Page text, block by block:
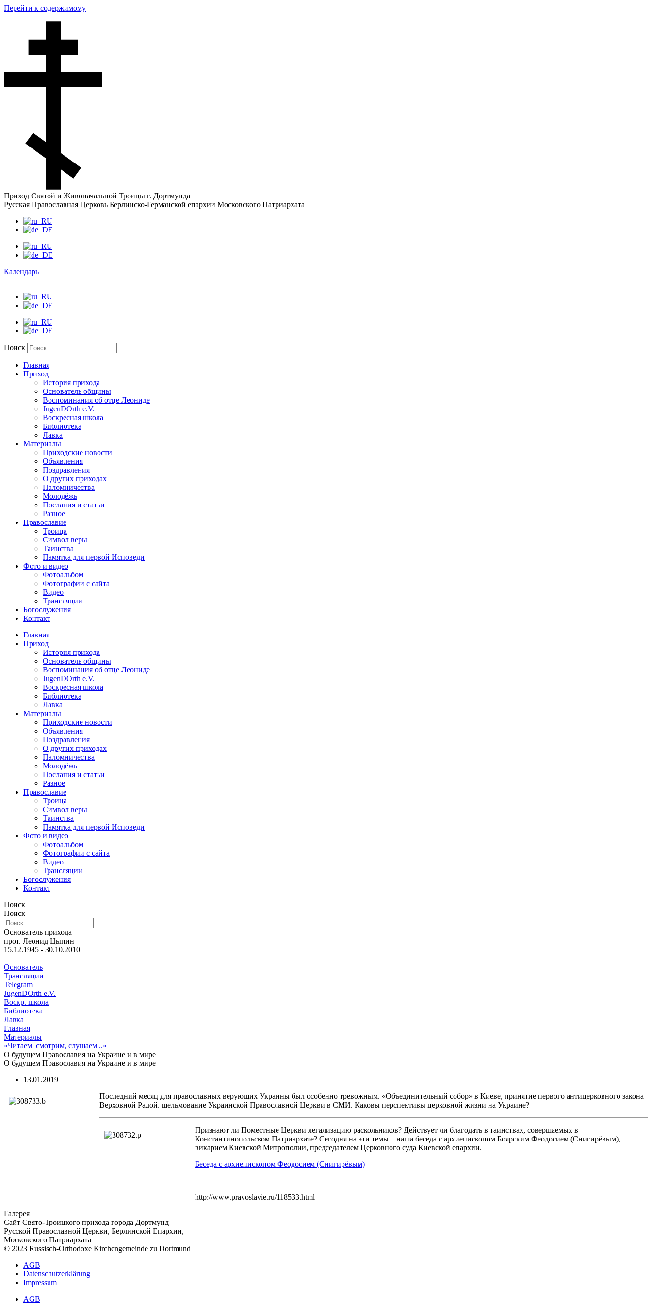
Перейти к содержимому
Приход Святой и Живоначальной Троицы г. Дортмунда
Русская Православная Церковь Берлинско-Германской епархии Московского Патриархата
Календарь
Поиск
Главная
Приход
История прихода
Основатель общины
Воспоминания об отце Леониде
JugenDOrth e.V.
Воскресная школа
Библиотека
Лавка
Материалы
Приходские новости
Объявления
Поздравления
О других приходах
Паломничества
Молодёжь
Послания и статьи
Разное
Православие
Троица
Символ веры
Таинства
Памятка для первой Исповеди
Фото и видео
Фотоальбом
Фотографии с сайта
Видео
Трансляции
Богослужения
Контакт
Главная
Приход
История прихода
Основатель общины
Воспоминания об отце Леониде
JugenDOrth e.V.
Воскресная школа
Библиотека
Лавка
Материалы
Приходские новости
Объявления
Поздравления
О других приходах
Паломничества
Молодёжь
Послания и статьи
Разное
Православие
Троица
Символ веры
Таинства
Памятка для первой Исповеди
Фото и видео
Фотоальбом
Фотографии с сайта
Видео
Трансляции
Богослужения
Контакт
Поиск
Поиск
Основатель прихода
прот. Леонид Цыпин
15.12.1945 - 30.10.2010
Основатель
Трансляции
Telegram
JugenDOrth e.V.
Воскр. школа
Библиотека
Лавка
Главная
Материалы
«Читаем, смотрим, слушаем...»
О будущем Православия на Украине и в мире
О будущем Православия на Украине и в мире
13.01.2019
Последний месяц для православных верующих Украины был особенно тревожным. «Объединительный собор» в Киеве, принятие первого антицерковного закона
Верховной Радой, шельмование Украинской Православной Церкви в СМИ. Каковы перспективы церковной жизни на Украине?
Признают ли Поместные Церкви легализацию раскольников? Действует ли благодать в таинствах, совершаемых в
Константинопольском Патриархате? Сегодня на эти темы – наша беседа с архиепископом Боярским Феодосием (Снигирёвым),
викарием Киевской Митрополии, председателем Церковного суда Киевской епархии.
Беседа с архиепископом Феодосием (Снигирёвым)
http://www.pravoslavie.ru/118533.html
Галерея
Сайт Свято-Троицкого прихода города Дортмунд
Русской Православной Церкви, Берлинской Епархии,
Московского Патриархата
© 2023 Russisch-Orthodoxe Kirchengemeinde zu Dortmund
АGB
Datenschutzerklärung
Impressum
АGB